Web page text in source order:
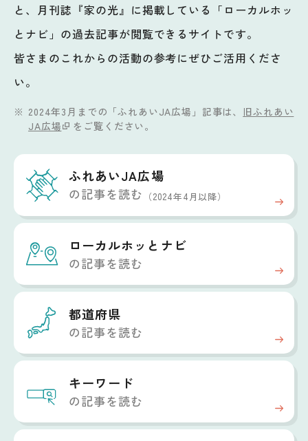
と、月刊誌『家の光』に掲載している「ローカルホッ
とナビ」の過去記事が閲覧できるサイトです。
皆さまのこれからの活動の参考にぜひご活用くださ
い。
2024年3月までの「ふれあいJA広場」記事は、 旧ふれあい
JA広場
をご覧ください。
ふれあいJA広場
の記事を読む （2024年4月以降）
ローカルホッと ナビ
の記事を読む
都道府県
の記事を読む
キーワード
の記事を読む